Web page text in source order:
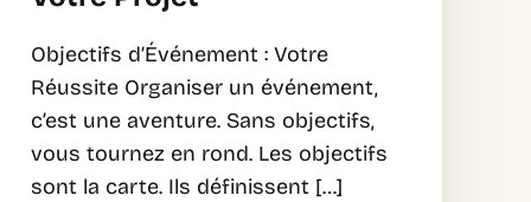
Objectifs d’Événement : Votre
Réussite Organiser un événement,
c’est une aventure. Sans objectifs,
vous tournez en rond. Les objectifs
sont la carte. Ils définissent […]